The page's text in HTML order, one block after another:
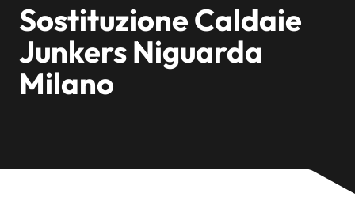
Sostituzione Caldaie
Junkers Niguarda
Milano